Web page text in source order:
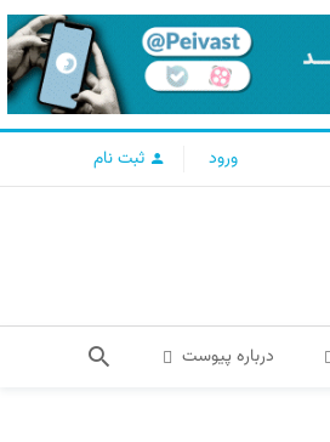
ورود ثبت نام
درباره پیوست